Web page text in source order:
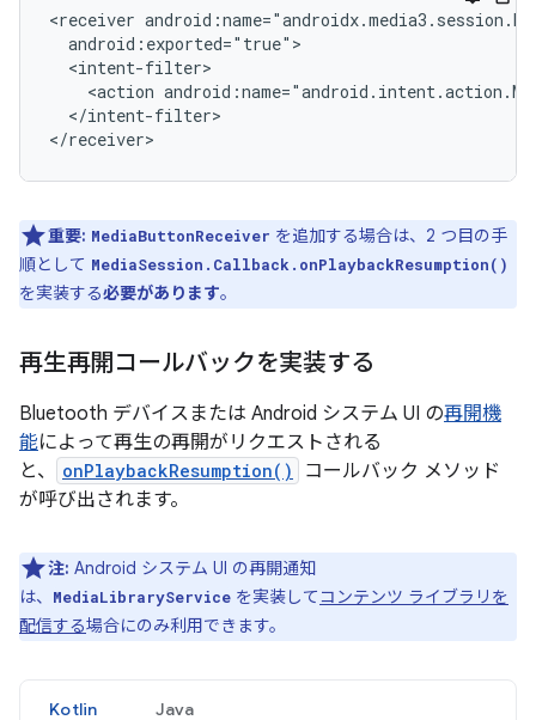
<receiver
<action
</intent-filter>
重要: MediaButtonReceiver を追加する場合は、2 つ目の手
順として MediaSession.Callback.onPlaybackResumption()
を実装する必要があります。
再生再開コールバックを実装する
Bluetooth デバイスまたは Android システム UI の再開機
能によって再生の再開がリクエストされる
と、
onPlaybackResumption()
コールバック メソッド
が呼び出されます。
注: Android システム UI の再開通知
は、
MediaLibraryService を実装してコンテンツ ライブラリを
配信する場合にのみ利用できます。
Kotlin Java